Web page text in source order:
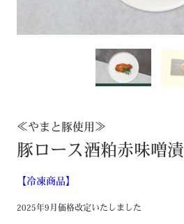
≪やまと豚使用≫
豚ロース酒粕赤味噌漬
【冷凍商品】
2025年9月価格改定いたしました